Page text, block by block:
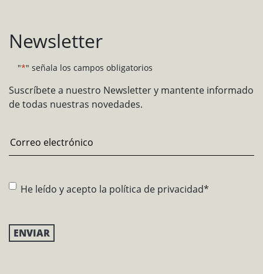
Newsletter
"*" señala los campos obligatorios
Suscríbete a nuestro Newsletter y mantente informado
de todas nuestras novedades.
Email*
Consentimiento*
He leído y acepto la política de privacidad*